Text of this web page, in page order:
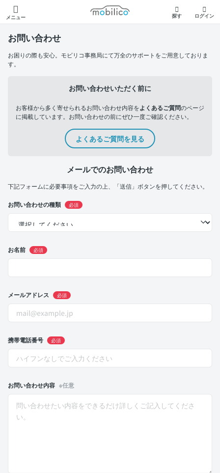
メニュー
モビリコ
探す ログイン
お問い合わせ
お困りの際も安心。モビリコ事務局にて万全のサポートをご用意しておりま
す。
お問い合わせいただく前に
お客様から多く寄せられるお問い合わせ内容をよくあるご質問のページ
に掲載しています。お問い合わせの前にぜひ一度ご確認ください。
よくあるご質問を見る
メールでのお問い合わせ
下記フォームに必要事項をご入力の上、「送信」ボタンを押してください。
お問い合わせの種類 必須
お名前 必須
メールアドレス 必須
携帯電話番号 必須
お問い合わせ内容 ※任意